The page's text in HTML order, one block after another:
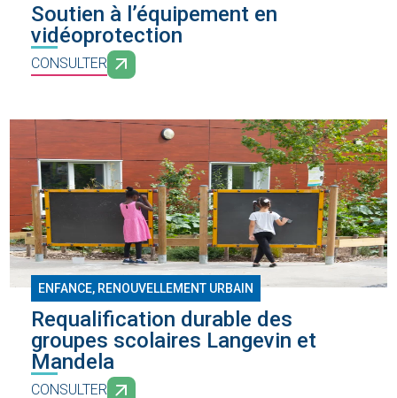
Soutien à l’équipement en
vidéoprotection
CONSULTER
ENFANCE, RENOUVELLEMENT URBAIN
Requalification durable des
groupes scolaires Langevin et
Mandela
CONSULTER